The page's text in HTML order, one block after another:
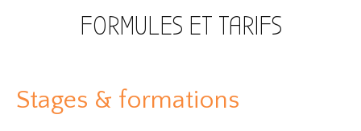
FORMULES ET TARIFS
Stages & formations